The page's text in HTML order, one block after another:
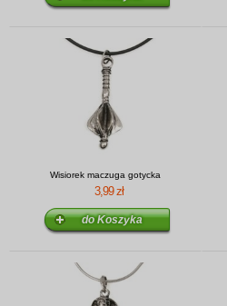
Wisiorek maczuga gotycka
3,99 zł